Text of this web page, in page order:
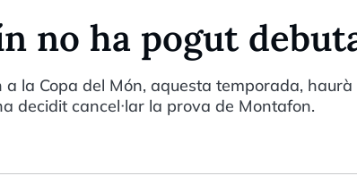
no ha pogut
a la Copa del Món, aquesta temporada,
decidit cancel·lar la prova de Montafon.